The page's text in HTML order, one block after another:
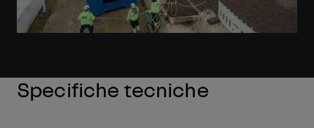
Specifiche tecniche